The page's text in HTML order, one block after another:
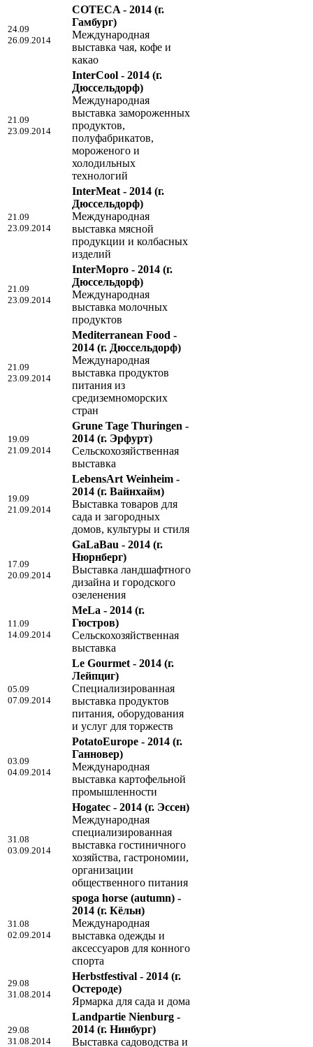
24.09
26.09.2014
COTECA - 2014 (г.
Гамбург)
Международная
выставка чая, кофе и
какао
21.09
23.09.2014
InterCool - 2014 (г.
Дюссельдорф)
Международная
выставка замороженных
продуктов,
полуфабрикатов,
мороженого и
холодильных
технологий
21.09
23.09.2014
InterMeat - 2014 (г.
Дюссельдорф)
Международная
выставка мясной
продукции и колбасных
изделий
21.09
23.09.2014
InterMopro - 2014 (г.
Дюссельдорф)
Международная
выставка молочных
продуктов
21.09
23.09.2014
Mediterranean Food -
2014 (г. Дюссельдорф)
Международная
выставка продуктов
питания из
средиземноморских
стран
19.09
21.09.2014
Grune Tage Thuringen -
2014 (г. Эрфурт)
Сельскохозяйственная
выставка
19.09
21.09.2014
LebensArt Weinheim -
2014 (г. Вайнхайм)
Выставка товаров для
сада и загородных
домов, культуры и стиля
17.09
20.09.2014
GaLaBau - 2014 (г.
Нюрнберг)
Выставка ландшафтного
дизайна и городского
озеленения
11.09
14.09.2014
MeLa - 2014 (г.
Гюстров)
Сельскохозяйственная
выставка
05.09
07.09.2014
Le Gourmet - 2014 (г.
Лейпциг)
Специализированная
выставка продуктов
питания, оборудования
и услуг для торжеств
03.09
04.09.2014
PotatoEurope - 2014 (г.
Ганновер)
Международная
выставка картофельной
промышленности
31.08
03.09.2014
Hogatec - 2014 (г. Эссен)
Международная
специализированная
выставка гостиничного
хозяйства, гастрономии,
организации
общественного питания
31.08
02.09.2014
spoga horse (autumn) -
2014 (г. Кёльн)
Международная
выставка одежды и
аксессуаров для конного
спорта
29.08
31.08.2014
Herbstfestival - 2014 (г.
Остероде)
Ярмарка для сада и дома
29.08
31.08.2014
Landpartie Nienburg -
2014 (г. Нинбург)
Выставка садоводства и